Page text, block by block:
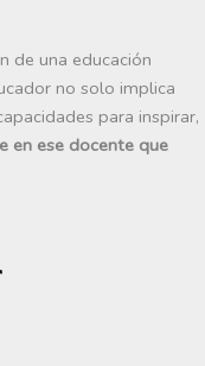
de una educación
no solo implica
para inspirar,
en ese docente que